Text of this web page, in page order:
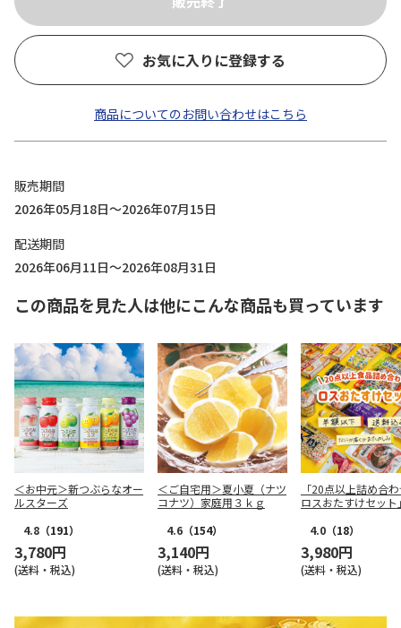
お気に入りに登録する
商品についてのお問い合わせはこちら
販売期間
2026年05月18日～2026年07月15日
配送期間
2026年06月11日～2026年08月31日
この商品を見た人は他にこんな商品も買っています
＜お中元＞新つぶらなオー
ルスターズ
4.8 （191）
3,780円
(送料・税込)
＜ご自宅用＞夏小夏（ナツ
コナツ）家庭用３ｋｇ
4.6 （154）
3,140円
(送料・税込)
「20点以上詰め合
ロスおたすけセット
4.0 （18）
3,980円
(送料・税込)